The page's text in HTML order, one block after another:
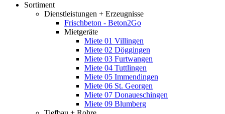
Sortiment
Dienstleistungen + Erzeugnisse
Frischbeton - Beton2Go
Mietgeräte
Miete 01 Villingen
Miete 02 Döggingen
Miete 03 Furtwangen
Miete 04 Tuttlingen
Miete 05 Immendingen
Miete 06 St. Georgen
Miete 07 Donaueschingen
Miete 09 Blumberg